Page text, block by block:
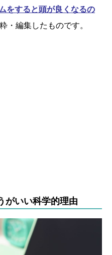
をすると頭が良くなるの
・編集したものです。
がいい科学的理由